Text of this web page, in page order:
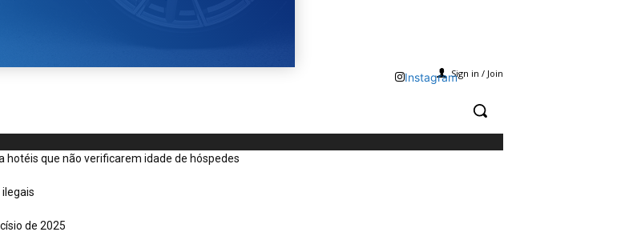
Sign in / Join
Instagram
hotéis que não verificarem idade de hóspedes
de 2025